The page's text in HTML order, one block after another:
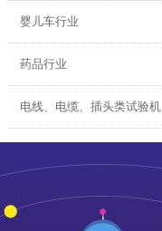
婴儿车行业
药品行业
电线、电缆、插头类试验机